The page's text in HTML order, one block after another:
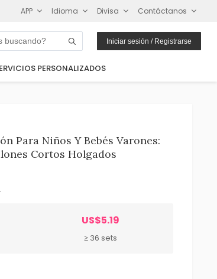
APP Idioma Divisa Contáctanos
Iniciar sesión / Registrarse
PERSONALIZADOS
Para Niños Y Bebés Varones:
Cortos Holgados
US$5.19
≥ 36 sets